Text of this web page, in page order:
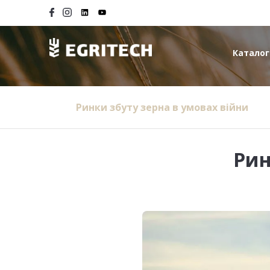
Ринки збуту зерна в умовах війни